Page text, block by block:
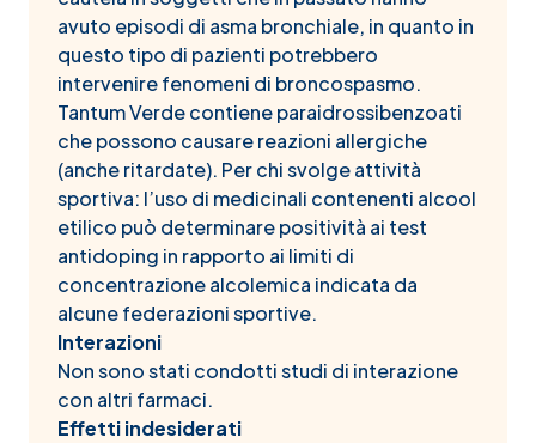
avuto episodi di asma bronchiale, in quanto in
questo tipo di pazienti potrebbero
intervenire fenomeni di broncospasmo.
Tantum Verde contiene paraidrossibenzoati
che possono causare reazioni allergiche
(anche ritardate). Per chi svolge attività
sportiva: l’uso di medicinali contenenti alcool
etilico può determinare positività ai test
antidoping in rapporto ai limiti di
concentrazione alcolemica indicata da
alcune federazioni sportive.
Interazioni
Non sono stati condotti studi di interazione
con altri farmaci.
Effetti indesiderati